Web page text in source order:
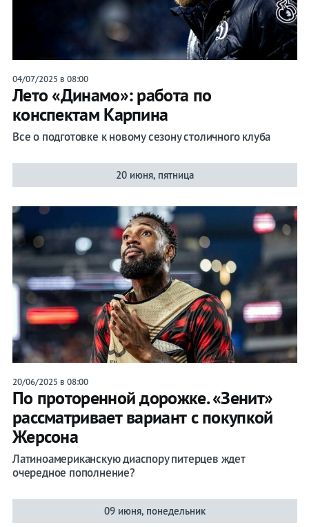
04/07/2025 в 08:00
Лето «Динамо»: работа по
конспектам Карпина
Все о подготовке к новому сезону столичного клуба
20 июня, пятница
20/06/2025 в 08:00
По проторенной дорожке. «Зенит»
рассматривает вариант с покупкой
Жерсона
Латиноамериканскую диаспору питерцев ждет
очередное пополнение?
09 июня, понедельник